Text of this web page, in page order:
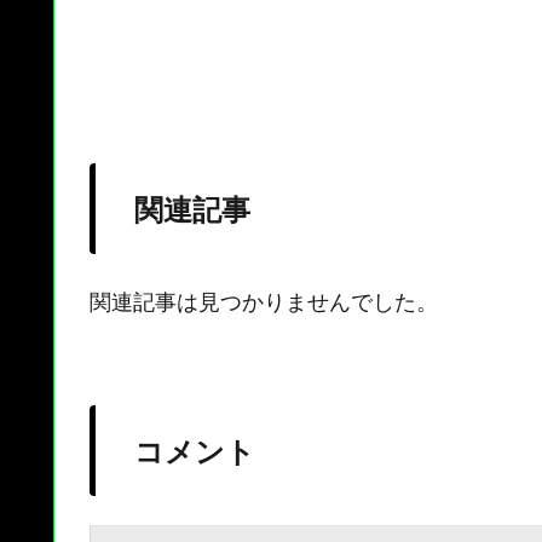
関連記事
関連記事は見つかりませんでした。
コメント